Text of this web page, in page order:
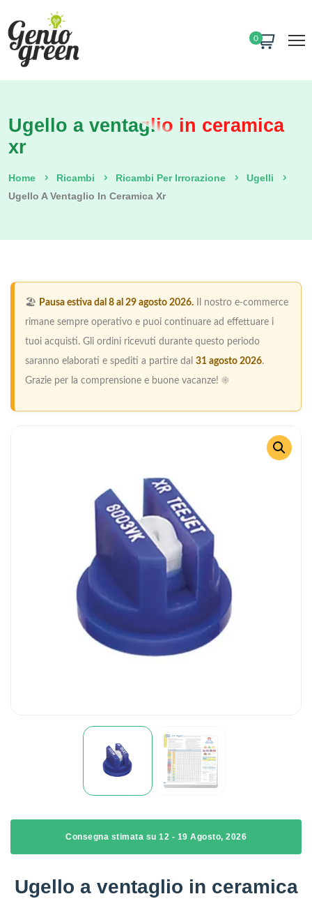
0
Ugello a ventaglio in ceramica
xr
Home Ricambi Ricambi Per Irrorazione
Ugelli
Ugello A Ventaglio In Ceramica Xr
🏖️ Pausa estiva dal 8 al 29 agosto 2026. Il nostro e-commerce
rimane sempre operativo e puoi continuare ad effettuare i
tuoi acquisti. Gli ordini ricevuti durante questo periodo
saranno elaborati e spediti a partire dal 31 agosto 2026.
Grazie per la comprensione e buone vacanze! ☀️
Consegna stimata su 12 - 19 Agosto, 2026
Ugello a ventaglio in ceramica